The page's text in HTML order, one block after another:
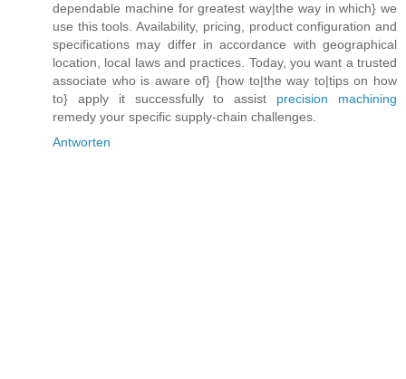
dependable machine for greatest way|the way in which} we
use this tools. Availability, pricing, product configuration and
specifications may differ in accordance with geographical
location, local laws and practices. Today, you want a trusted
associate who is aware of} {how to|the way to|tips on how
to} apply it successfully to assist precision machining
remedy your specific supply-chain challenges.
Antworten